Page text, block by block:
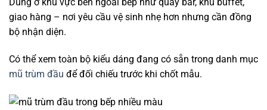
giao hàng – nơi yêu cầu vệ sinh nhẹ hơn nhưng cần đồng
bộ nhận diện.
Có thể xem toàn bộ kiểu dáng đang có sẵn trong danh mục
mũ trùm đầu để đối chiếu trước khi chốt mẫu.